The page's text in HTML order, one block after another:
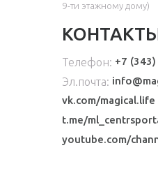
9-ти этажному дому)
Телефон: +7
Эл.почта:
vk.com/magical.life
t.me/
youtube.com/